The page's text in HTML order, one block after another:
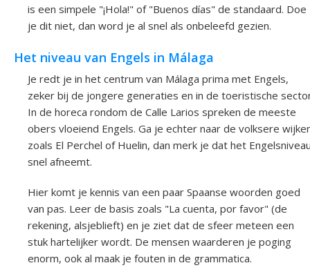
is een simpele "¡Hola!" of "Buenos días" de standaard. Doe
je dit niet, dan word je al snel als onbeleefd gezien.
Het niveau van Engels in Málaga
Je redt je in het centrum van Málaga prima met Engels,
zeker bij de jongere generaties en in de toeristische
In de horeca rondom de Calle Larios spreken de meeste
obers vloeiend Engels. Ga je echter naar de volksere
zoals El Perchel of Huelin, dan merk je dat het
snel afneemt.
Hier komt je kennis van een paar Spaanse woorden goed
van pas. Leer de basis zoals "La cuenta, por favor" (de
rekening, alsjeblieft) en je ziet dat de sfeer meteen een
stuk hartelijker wordt. De mensen waarderen je poging
enorm, ook al maak je fouten in de grammatica.